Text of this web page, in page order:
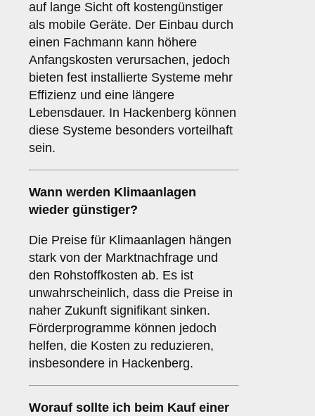
auf lange Sicht oft kostengünstiger
als mobile Geräte. Der Einbau durch
einen Fachmann kann höhere
Anfangskosten verursachen, jedoch
bieten fest installierte Systeme mehr
Effizienz und eine längere
Lebensdauer. In Hackenberg können
diese Systeme besonders vorteilhaft
sein.
Wann werden Klimaanlagen
wieder günstiger?
Die Preise für Klimaanlagen hängen
stark von der Marktnachfrage und
den Rohstoffkosten ab. Es ist
unwahrscheinlich, dass die Preise in
naher Zukunft signifikant sinken.
Förderprogramme können jedoch
helfen, die Kosten zu reduzieren,
insbesondere in Hackenberg.
Worauf sollte ich beim Kauf einer